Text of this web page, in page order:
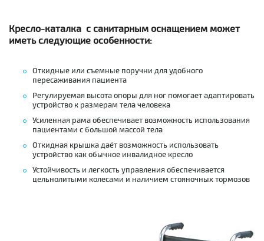
Кресло-каталка с санитарным оснащением может
иметь следующие особенности:
Откидные или съемные поручни для удобного
пересаживания пациента
Регулируемая высота опоры для ног помогает адаптировать
устройство к размерам тела человека
Усиленная рама обеспечивает возможность использования
пациентами с большой массой тела
Откидная крышка даёт возможность использовать
устройство как обычное инвалидное кресло
Устойчивость и легкость управления обеспечивается
цельнолитыми колесами и наличием стояночных тормозов